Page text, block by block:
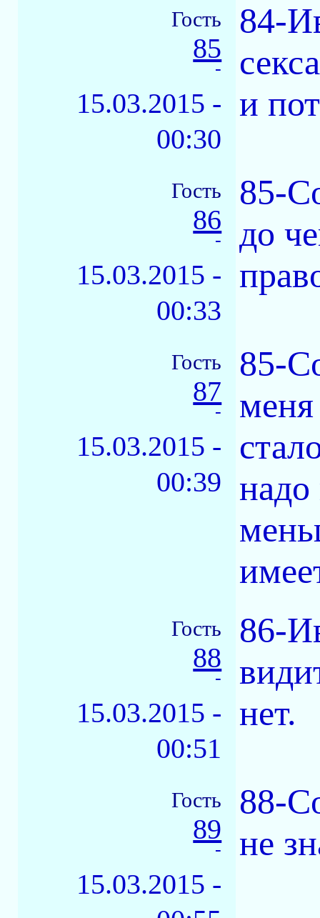
Гость
85
-
15.03.2015 -
00:30
84-
и
Гость
86
-
15.03.2015 -
00:33
85-
до
Гость
87
-
15.03.2015 -
00:39
85-
надо
Гость
88
-
15.03.2015 -
00:51
86-
нет.
Гость
89
-
15.03.2015 -
88-
не